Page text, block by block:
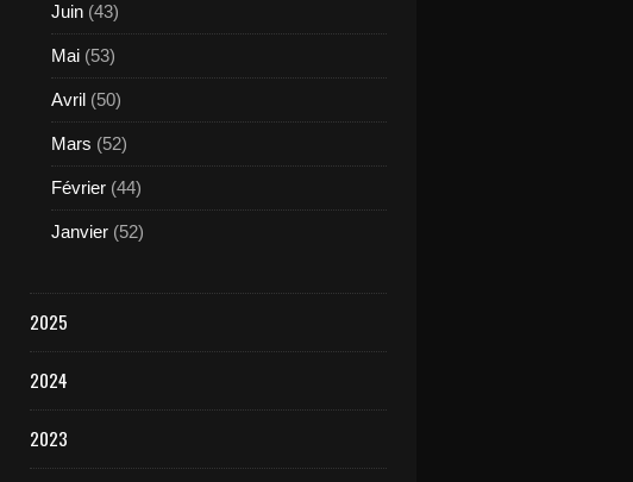
Juin (43)
Mai (53)
Avril (50)
Mars (52)
Février (44)
Janvier (52)
2025
2024
2023